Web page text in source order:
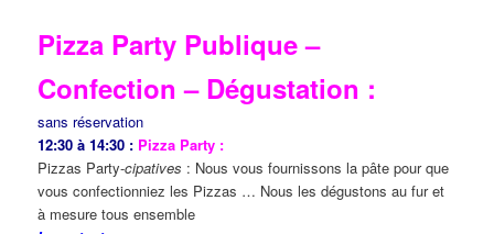
Pizza Party Publique –
Confection – Dégustation :
sans réservation
12:30 à 14:30 : Pizza Party :
Pizzas Party-cipatives : Nous vous fournissons la pâte pour que
vous confectionniez les Pizzas … Nous les dégustons au fur et
à mesure tous ensemble